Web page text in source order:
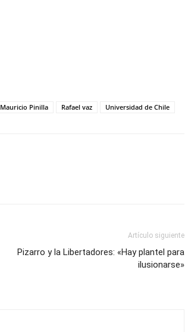
volumen.
Mauricio Pinilla Rafael vaz Universidad de Chile
Artículo siguiente
Pizarro y la Libertadores: «Hay plantel para
ilusionarse»